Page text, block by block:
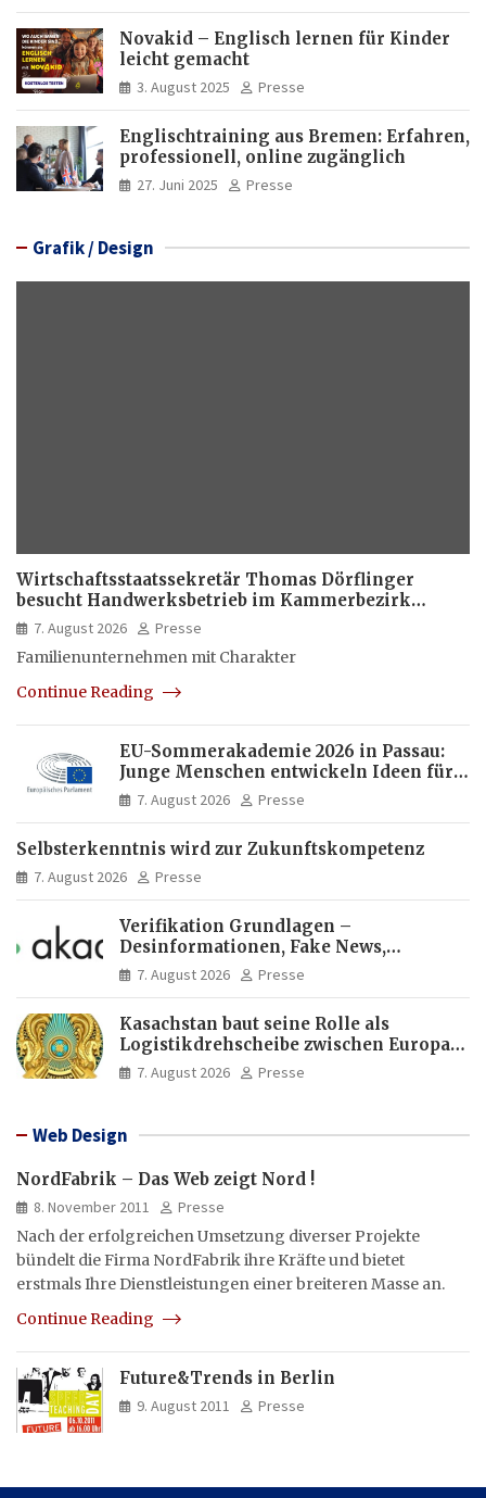
Novakid – Englisch lernen für Kinder
leicht gemacht
3. August 2025 Presse
Englischtraining aus Bremen: Erfahren,
professionell, online zugänglich
27. Juni 2025 Presse
Grafik / Design
Wirtschaftsstaatssekretär Thomas Dörflinger
besucht Handwerksbetrieb im Kammerbezirk
Freiburg
7. August 2026
Presse
Familienunternehmen mit Charakter
Continue Reading
EU-Sommerakademie 2026 in Passau:
Junge Menschen entwickeln Ideen für
Europas Zukunft
7. August 2026 Presse
Selbsterkenntnis wird zur Zukunftskompetenz
7. August 2026 Presse
Verifikation Grundlagen –
Desinformationen, Fake News,
manipulierte Inhalte | dpa-Akademie
7. August 2026 Presse
Kasachstan baut seine Rolle als
Logistikdrehscheibe zwischen Europa
und Asien aus
7. August 2026 Presse
Web Design
NordFabrik – Das Web zeigt Nord !
8. November 2011
Presse
Nach der erfolgreichen Umsetzung diverser Projekte
bündelt die Firma NordFabrik ihre Kräfte und bietet
erstmals Ihre Dienstleistungen einer breiteren Masse an.
Continue Reading
Future&Trends in Berlin
9. August 2011 Presse